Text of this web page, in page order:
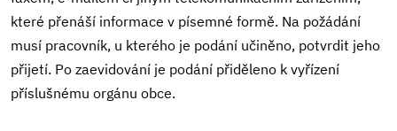
které přenáší informace v písemné formě. Na požádání
musí pracovník, u kterého je podání učiněno, potvrdit jeho
přijetí. Po zaevidování je podání přiděleno k vyřízení
příslušnému orgánu obce.